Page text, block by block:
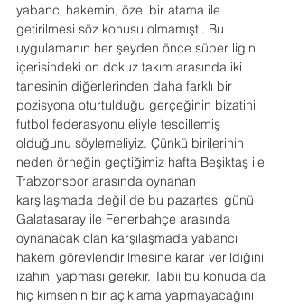
yabancı hakemin, özel bir atama ile
getirilmesi söz konusu olmamıştı. Bu
uygulamanın her şeyden önce süper ligin
içerisindeki on dokuz takım arasında iki
tanesinin diğerlerinden daha farklı bir
pozisyona oturtulduğu gerçeğinin bizatihi
futbol federasyonu eliyle tescillemiş
olduğunu söylemeliyiz. Çünkü birilerinin
neden örneğin geçtiğimiz hafta Beşiktaş ile
Trabzonspor arasında oynanan
karşılaşmada değil de bu pazartesi günü
Galatasaray ile Fenerbahçe arasında
oynanacak olan karşılaşmada yabancı
hakem görevlendirilmesine karar verildiğini
izahını yapması gerekir. Tabii bu konuda da
hiç kimsenin bir açıklama yapmayacağını